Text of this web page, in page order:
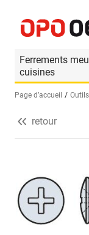
Ferrements
cuisines
Sélectionnez une
Page d’accueil
retour